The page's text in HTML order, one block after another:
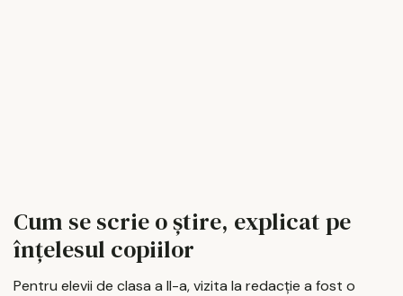
Cum se scrie o știre, explicat pe
înțelesul copiilor
Pentru elevii de clasa a II-a, vizita la redacție a fost o